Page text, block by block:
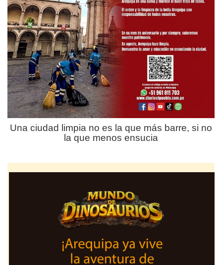
Una ciudad limpia no es la que más barre, si no
la que menos ensucia